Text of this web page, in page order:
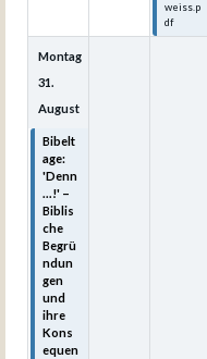
weiss.p
df
Montag
31.
August
Bibelt
age:
'Denn
...!' –
Biblis
che
Begrü
ndun
gen
und
ihre
Kons
equen